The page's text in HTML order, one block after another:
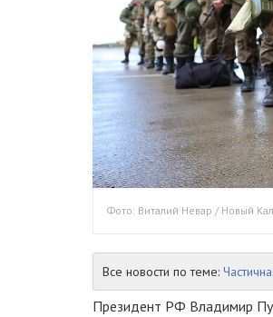
Фото: Виталий Невар / Новый
Все новости по теме:
Президент РФ Владимир